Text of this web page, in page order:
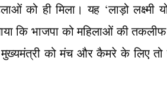
को ही मिला। यह ‘लाड़ो लक्ष्मी
कि भाजपा को महिलाओं की तकलीफ
को मंच और कैमरे के लिए